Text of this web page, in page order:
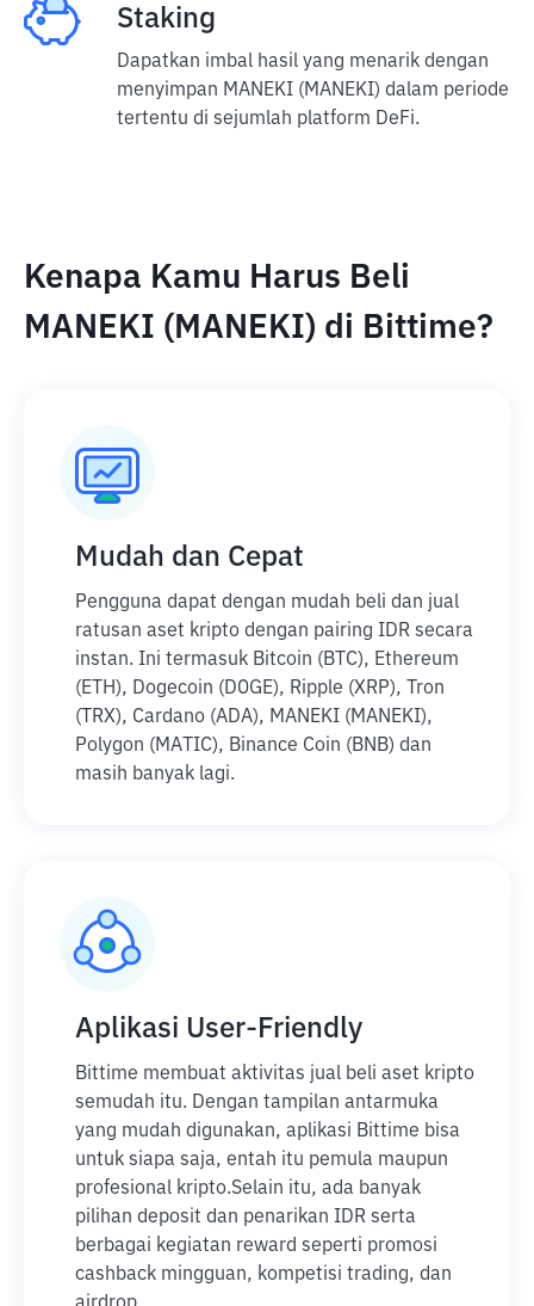
Staking
Dapatkan imbal hasil yang menarik dengan
menyimpan MANEKI (MANEKI) dalam periode
tertentu di sejumlah platform DeFi.
Kenapa Kamu Harus Beli
MANEKI (MANEKI) di Bittime?
Mudah dan Cepat
Pengguna dapat dengan mudah beli dan jual
ratusan aset kripto dengan pairing IDR secara
instan. Ini termasuk Bitcoin (BTC), Ethereum
(ETH), Dogecoin (DOGE), Ripple (XRP), Tron
(TRX), Cardano (ADA), MANEKI (MANEKI),
Polygon (MATIC), Binance Coin (BNB) dan
masih banyak lagi.
Aplikasi User-Friendly
Bittime membuat aktivitas jual beli aset kripto
semudah itu. Dengan tampilan antarmuka
yang mudah digunakan, aplikasi Bittime bisa
untuk siapa saja, entah itu pemula maupun
profesional kripto.Selain itu, ada banyak
pilihan deposit dan penarikan IDR serta
berbagai kegiatan reward seperti promosi
cashback mingguan, kompetisi trading, dan